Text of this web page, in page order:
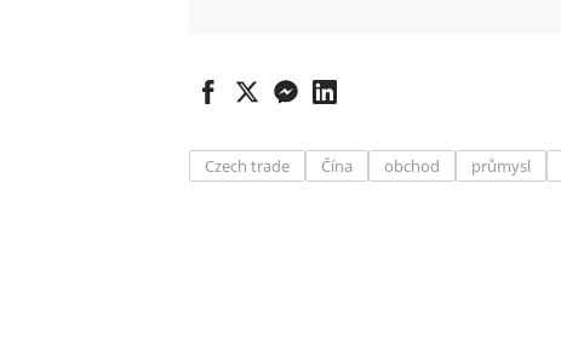
Czech trade Čína obchod průmysl